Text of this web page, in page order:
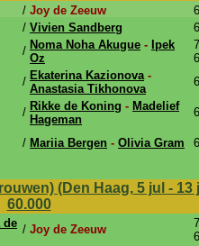
/ Joy de Zeeuw
/ Vivien Sandberg
/ Noma Noha Akugue - Ipek
Oz
/ Ekaterina Kazionova-
Anastasia Tikhonova
/ Rikke de Koning - Madelief
Hageman
/ Mariia Bergen - Olivia Gram
(Den Haag, 5 jul - 13
60.000
de / Joy de Zeeuw